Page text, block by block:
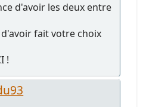
d'avoir les deux entre
d'avoir fait votre choix
!